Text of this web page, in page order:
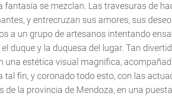
fantasía se mezclan. Las travesuras de
y entrecruzan sus amores, sus
a un grupo de artesanos intentando
duque y la duquesa del lugar. Tan
una estética visual magnífica,
tal fin, y coronado todo esto, con las
de la provincia de Mendoza, en una